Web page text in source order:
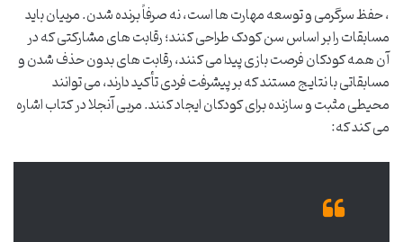
، حفظ سرگرمی و توسعه مهارت ها است، نه صرفاً برنده شدن. مربیان باید
مسابقات را بر اساس سن کودک طراحی کنند؛ رقابت های مشارکتی که در
آن همه کودکان فرصت بازی پیدا می کنند، رقابت های بدون حذف شدن و
مسابقاتی با نتایج مستند که بر پیشرفت فردی تأکید دارند، می توانند
محیطی مثبت و سازنده برای کودکان ایجاد کنند. مربی آنجلا در کتاب اشاره
می کند که: